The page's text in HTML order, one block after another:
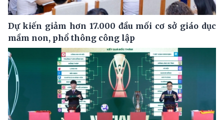
Dự kiến giảm hơn 17.000 đầu mối cơ sở giáo dục
mầm non, phổ thông công lập